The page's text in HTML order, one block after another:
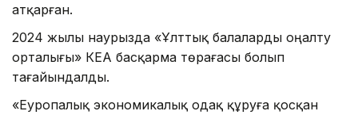
атқарған.
2024 жылы наурызда «Ұлттық балаларды оңалту
орталығы» КЕАҚ басқарма төрағасы болып
тағайындалды.
«Еуропалық экономикалық одақ құруға қосқан